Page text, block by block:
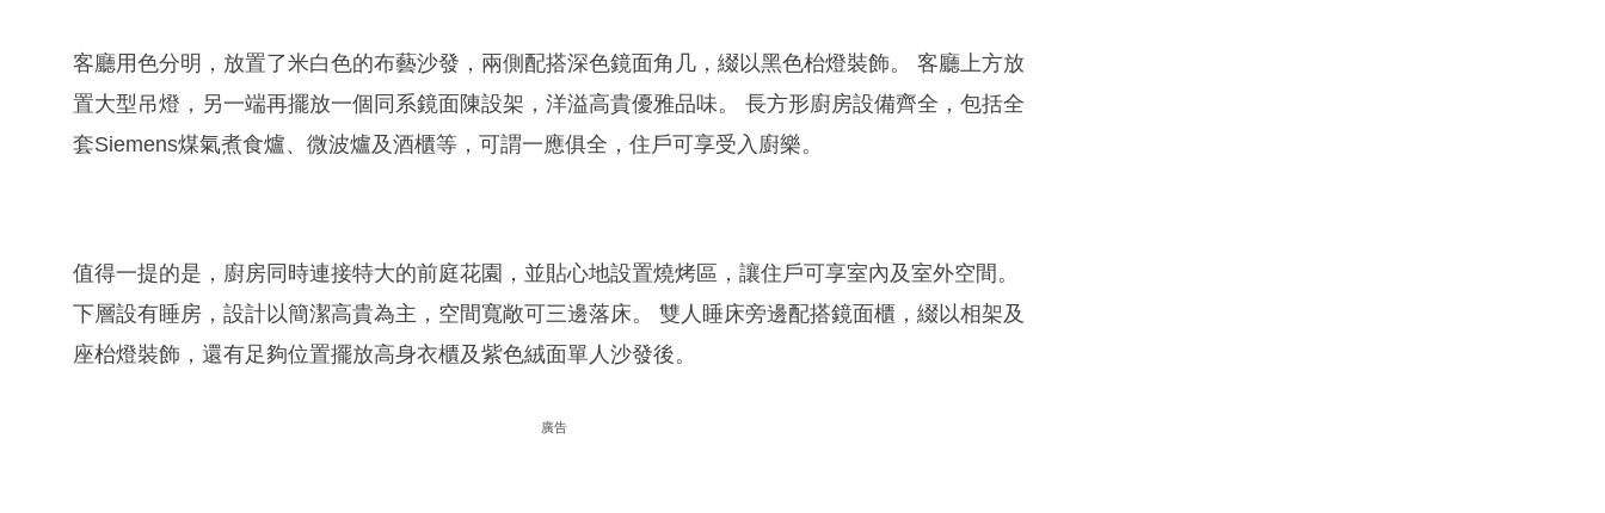
客廳用色分明，放置了米白色的布藝沙發，兩側配搭深色鏡面角几，綴以黑色枱燈裝飾。 客廳上方放
置大型吊燈，另一端再擺放一個同系鏡面陳設架，洋溢高貴優雅品味。 長方形廚房設備齊全，包括全
套Siemens煤氣煮食爐、微波爐及酒櫃等，可謂一應俱全，住戶可享受入廚樂。
值得一提的是，廚房同時連接特大的前庭花園，並貼心地設置燒烤區，讓住戶可享室內及室外空間。
下層設有睡房，設計以簡潔高貴為主，空間寬敞可三邊落床。 雙人睡床旁邊配搭鏡面櫃，綴以相架及
座枱燈裝飾，還有足夠位置擺放高身衣櫃及紫色絨面單人沙發後。
廣告